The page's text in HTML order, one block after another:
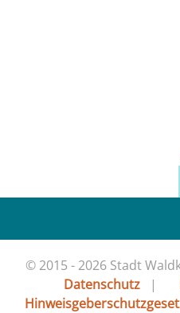
© 2015 - 2026 Stadt
Datenschutz|